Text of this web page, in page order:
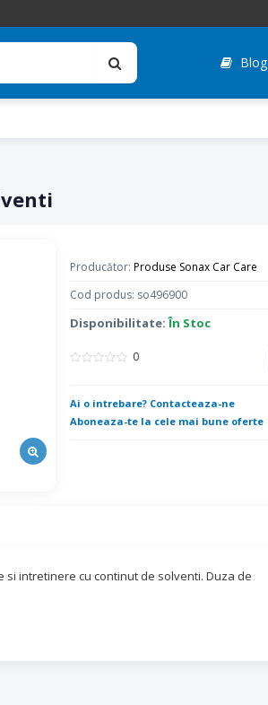
Blog
Producător: Produse Sonax Car Care
Cod produs: so496900
Disponibilitate:În Stoc
0
Ai o intrebare? Contacteaza-ne
Aboneaza-te la cele mai bune oferte
intretinere cu continut de solventi. Duza de